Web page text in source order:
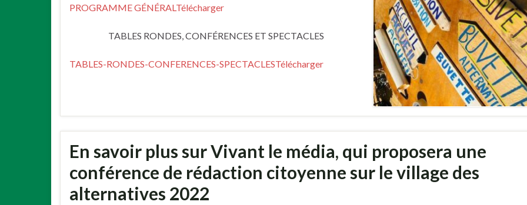
PROGRAMME GÉNÉRALTélécharger
TABLES RONDES, CONFÉRENCES ET SPECTACLES
TABLES-RONDES-CONFERENCES-SPECTACLESTélécharger
En savoir plus sur Vivant le média, qui proposera une
conférence de rédaction citoyenne sur le village des
alternatives 2022